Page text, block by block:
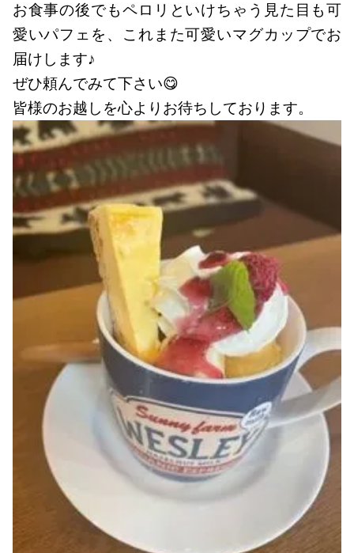
お食事の後でもペロリといけちゃう見た目も可
愛いパフェを、これまた可愛いマグカップでお
届けします♪
ぜひ頼んでみて下さい😋
皆様のお越しを心よりお待ちしております。